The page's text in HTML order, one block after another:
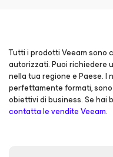
Tutti i prodotti Veeam
autorizzati. Puoi richiedere
nella tua regione e Paese.
perfettamente formati,
obiettivi di business. Se hai
contatta le vendite Veeam.